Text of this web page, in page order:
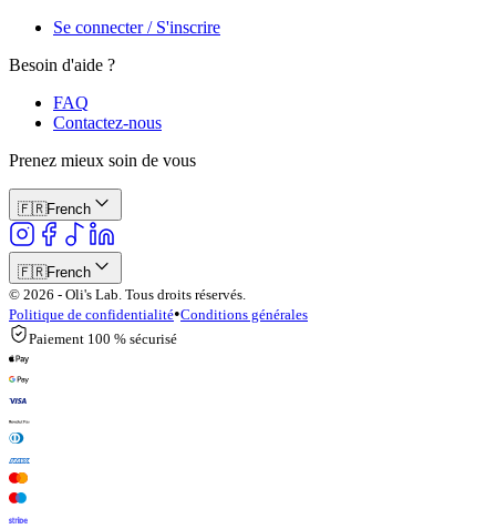
Se connecter / S'inscrire
Besoin d'aide ?
FAQ
Contactez-nous
Prenez mieux soin de vous
🇫🇷French
🇫🇷French
© 2026 - Oli's Lab. Tous droits réservés.
Politique de confidentialité•Conditions générales
Paiement 100 % sécurisé